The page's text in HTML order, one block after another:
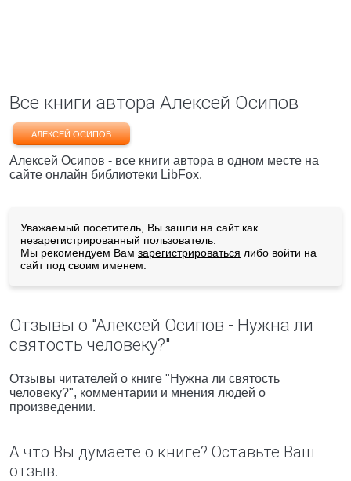
Все книги автора Алексей Осипов
АЛЕКСЕЙ ОСИПОВ
Алексей Осипов - все книги автора в одном месте на
сайте онлайн библиотеки LibFox.
Уважаемый посетитель, Вы зашли на сайт как
незарегистрированный пользователь.
Мы рекомендуем Вам зарегистрироваться либо войти на
сайт под своим именем.
Отзывы о "Алексей Осипов - Нужна ли
святость человеку?"
Отзывы читателей о книге "Нужна ли святость
человеку?", комментарии и мнения людей о
произведении.
А что Вы думаете о книге? Оставьте Ваш
отзыв.